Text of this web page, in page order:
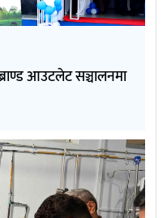
आउटलेट सञ्चालनमा